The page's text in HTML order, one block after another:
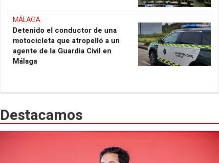
MÁLAGA
Detenido el conductor de una
motocicleta que atropelló a un
agente de la Guardia Civil en
Málaga
Destacamos